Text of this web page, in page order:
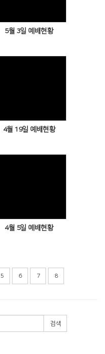
5월 3일 예배현황
4월 19일 예배현황
4월 5일 예배현황
5 6 7 8
검색